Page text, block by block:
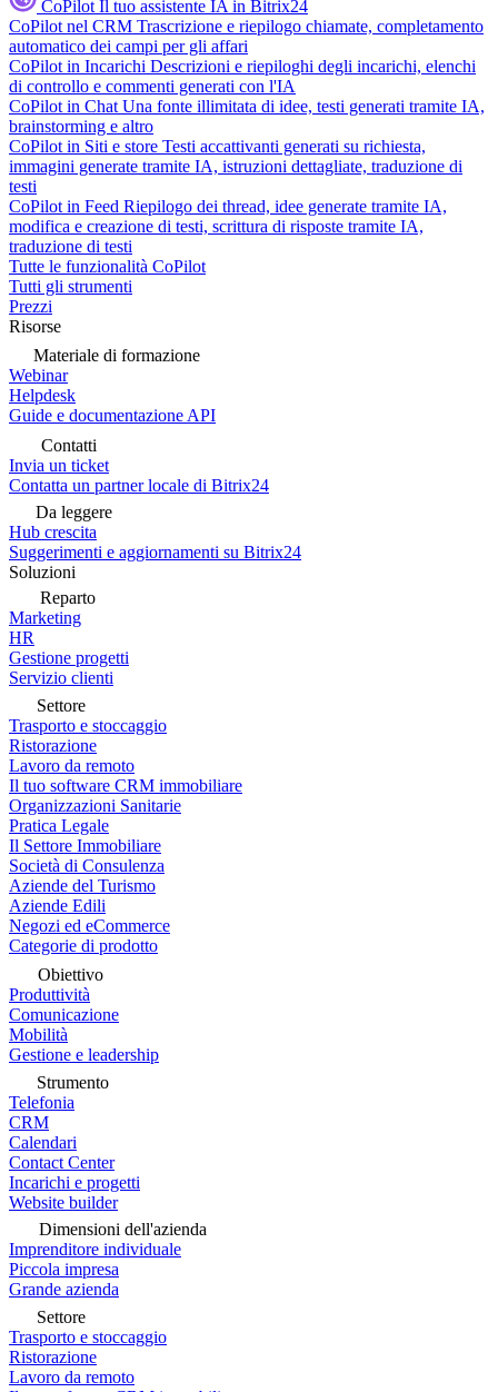
CoPilot Il tuo assistente IA in Bitrix24
CoPilot nel CRM Trascrizione e riepilogo chiamate, completamento
automatico dei campi per gli affari
CoPilot in Incarichi Descrizioni e riepiloghi degli incarichi, elenchi
di controllo e commenti generati con l'IA
CoPilot in Chat Una fonte illimitata di idee, testi generati tramite IA,
brainstorming e altro
CoPilot in Siti e store Testi accattivanti generati su richiesta,
immagini generate tramite IA, istruzioni dettagliate, traduzione di
testi
CoPilot in Feed Riepilogo dei thread, idee generate tramite IA,
modifica e creazione di testi, scrittura di risposte tramite IA,
traduzione di testi
Tutte le funzionalità CoPilot
Tutti gli strumenti
Prezzi
Risorse
Materiale di formazione
Webinar
Helpdesk
Guide e documentazione API
Contatti
Invia un ticket
Contatta un partner locale di Bitrix24
Da leggere
Hub crescita
Suggerimenti e aggiornamenti su Bitrix24
Soluzioni
Reparto
Marketing
HR
Gestione progetti
Servizio clienti
Settore
Trasporto e stoccaggio
Ristorazione
Lavoro da remoto
Il tuo software CRM immobiliare
Organizzazioni Sanitarie
Pratica Legale
Il Settore Immobiliare
Società di Consulenza
Aziende del Turismo
Aziende Edili
Negozi ed eCommerce
Categorie di prodotto
Obiettivo
Produttività
Comunicazione
Mobilità
Gestione e leadership
Strumento
Telefonia
CRM
Calendari
Contact Center
Incarichi e progetti
Website builder
Dimensioni dell'azienda
Imprenditore individuale
Piccola impresa
Grande azienda
Settore
Trasporto e stoccaggio
Ristorazione
Lavoro da remoto